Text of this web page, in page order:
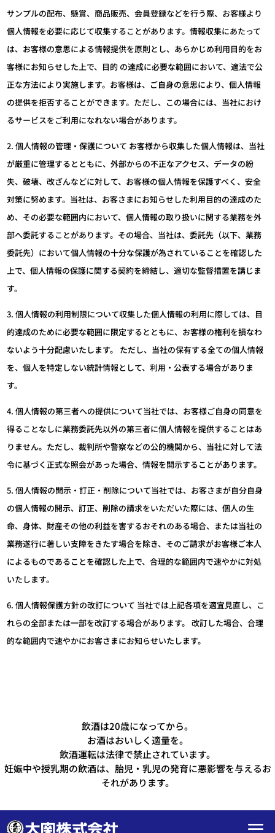
サンプルの配布、懸賞、商品販売、会員登録などを行う際、お客様より
個人情報を必要に応じて収集することがあります。情報収集にあたって
は、お客様の意思による情報提供を原則とし、あらかじめ利用目的をお
客様にお知らせした上で、目的 の達成に必要な範囲において、適法で公
正な方法により実施します。お客様は、ご自身の意思により、個人情報
の提供を拒否することができます。ただし、この場合には、当社におけ
るサービスをご利用になれない場合があります。
2. 個人情報の管理・保護について お客様から収集した個人情報は、当社
が厳重に管理するとともに、外部からの不正なアクセス、データの紛
失、破壊、改ざんなどに対して、お客様の個人情報を保護すべく、安全
対策に努めます。当社は、お客さまにお知らせした利用目的の達成のた
め、その必要な範囲内において、個人情報の取り扱いに関する業務を外
部へ委託することがあります。その場合、当社は、委託先（以下、業務
委託先）において個人情報の十分な保護が為されていることを確認した
上で、個人情報の保護に関する契約を締結し、適切な監督措置を講じま
す。
3. 個人情報の利用制限について収集した個人情報の利用に際しては、目
的達成のために必要な範囲に限定するとともに、お客様の権利を損なわ
ないよう十分配慮いたします。 ただし、当社の保有する全ての個人情報
を、個人を特定しない統計情報として、利用・公表する場合がありま
す。
4. 個人情報の第三者への提供について当社では、お客様ご自身の同意を
得ることなしに業務委託先以外の第三者に個人情報を提供することはあ
りません。ただし、裁判所や警察などの公的機関から、当社に対して法
令に基づく正式な照会があった場合、情報を開示することがあります。
5. 個人情報の開示・訂正・削除について当社では、お客さまが自分自身
の個人情報の開示、訂正、削除の請求をいただいた際には、個人の生
命、身体、財産その他の利益を害するおそれのある場合、または当社の
業務遂行に著しい支障をきたす場合を除き、そのご請求がお客様ご本人
によるものであることを確認した上で、合理的な範囲内で速やかに対処
いたします。
6. 個人情報保護方針の改訂について 当社では上記各項を適宜見直し、こ
れらの全部または一部を改訂する場合があります。 改訂した場合、合理
的な範囲内で速やかにお客さまにお知らせいたします。
飲酒は20歳になってから。
お酒はおいしく適量を。
飲酒運転は法律で禁止されています。
妊娠中や授乳期の飲酒は、胎児・乳児の発育に悪影響を与えるお
それがあります。